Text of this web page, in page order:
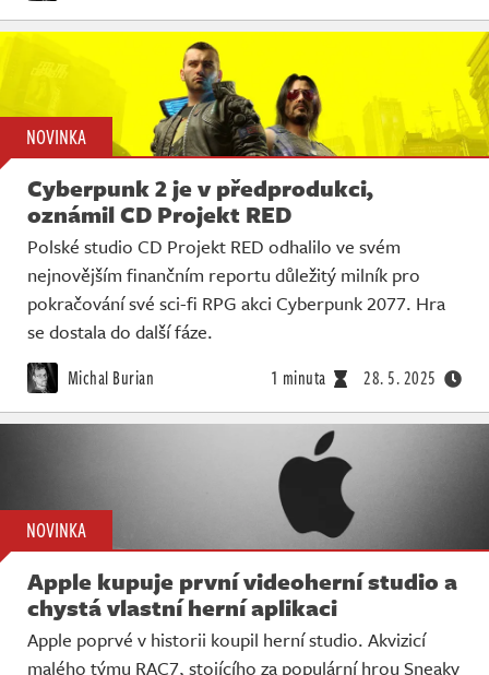
NOVINKA
Cyberpunk 2 je v předprodukci,
oznámil CD Projekt RED
Polské studio CD Projekt RED odhalilo ve svém
nejnovějším finančním reportu důležitý milník pro
pokračování své sci-fi RPG akci Cyberpunk 2077. Hra
se dostala do další fáze.
Michal Burian 1 minuta 28. 5. 2025
NOVINKA
Apple kupuje první videoherní studio a
chystá vlastní herní aplikaci
Apple poprvé v historii koupil herní studio. Akvizicí
malého týmu RAC7, stojícího za populární hrou Sneaky